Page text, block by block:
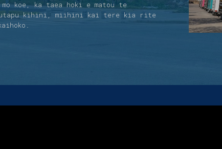
koe, ka taea hoki e matou te
kihini, miihini kai tere kia rite